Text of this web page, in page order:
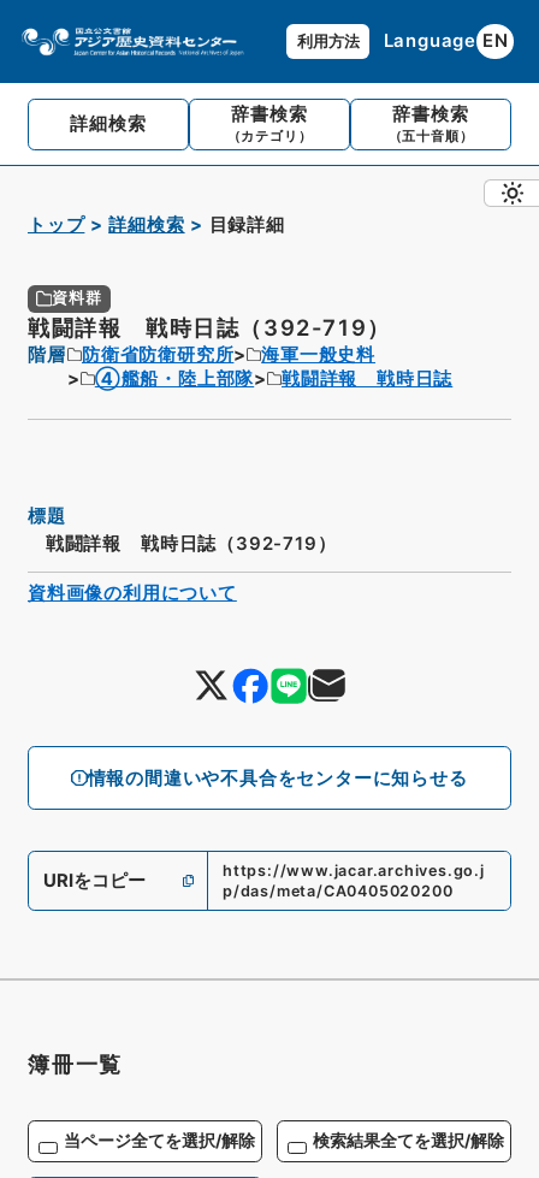
利用方法 Language EN
詳細検索 辞書検索
（カテゴリ）
辞書検索
（五十音順）
トップ 詳細検索 目録詳細
資料群
戦闘詳報 戦時日誌（392-719）
階層 防衛省防衛研究所
海軍一般史料
④艦船・陸上部隊
戦闘詳報 戦時日誌
情報の間違いや不具合をセンターに知らせる
標題
戦闘詳報 戦時日誌（392-719）
URIをコピー
https://www.jacar.archives.go.j
p/das/meta/CA0405020200
資料画像の利用について
簿冊一覧
当ページ全てを選択/解除 検索結果全てを選択/解除